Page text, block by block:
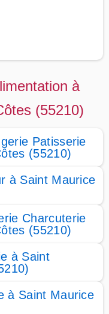
à
(55210)
Patisserie
(55210)
à Saint Maurice
Charcuterie
(55210)
à Saint
à Saint Maurice